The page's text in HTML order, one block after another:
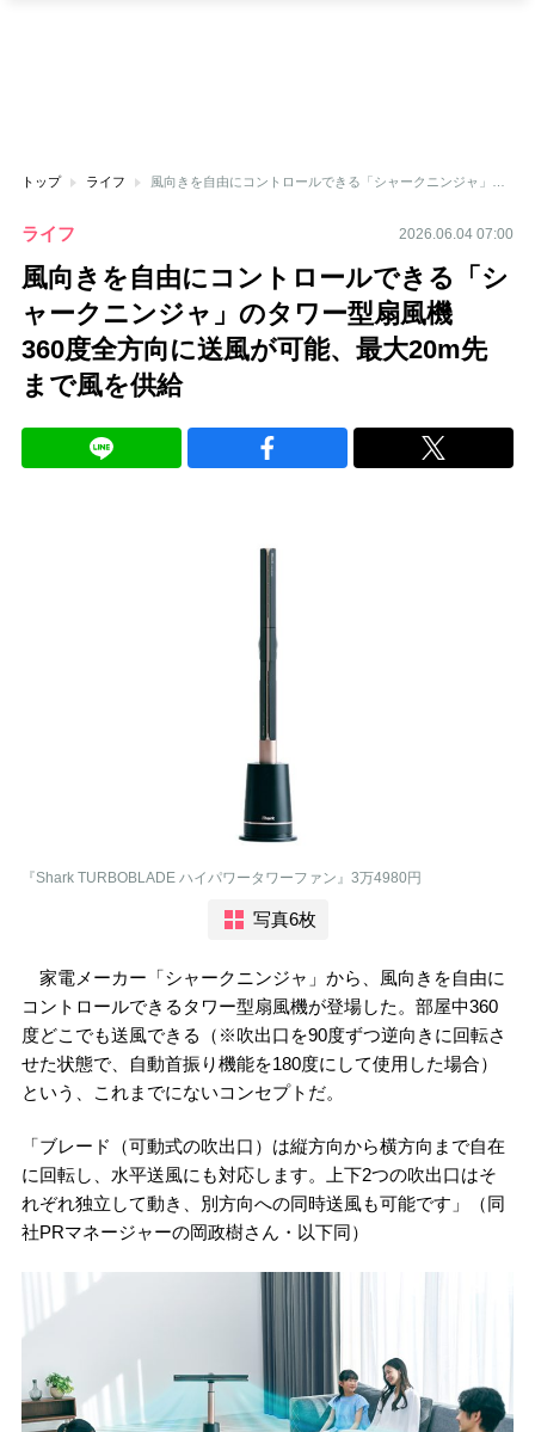
トップ ライフ
ライフ 2026.06.04 07:00
風向きを自由にコントロールできる「シ
ャークニンジャ」のタワー型扇風機
360度全方向に送風が可能、最大20m先
まで風を供給
『Shark TURBOBLADE ハイパワータワーファン』3万4980円
写真6枚
家電メーカー「シャークニンジャ」から、風向きを自由に
コントロールできるタワー型扇風機が登場した。部屋中360
度どこでも送風できる（※吹出口を90度ずつ逆向きに回転さ
せた状態で、自動首振り機能を180度にして使用した場合）
という、これまでにないコンセプトだ。
「ブレード（可動式の吹出口）は縦方向から横方向まで自在
に回転し、水平送風にも対応します。上下2つの吹出口はそ
れぞれ独立して動き、別方向への同時送風も可能です」（同
社PRマネージャーの岡政樹さん・以下同）